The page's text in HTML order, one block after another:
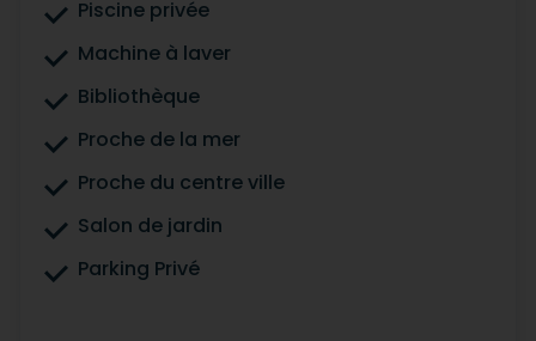
Piscine privée
Machine à laver
Bibliothèque
Proche de la mer
Proche du centre ville
Salon de jardin
Parking Privé